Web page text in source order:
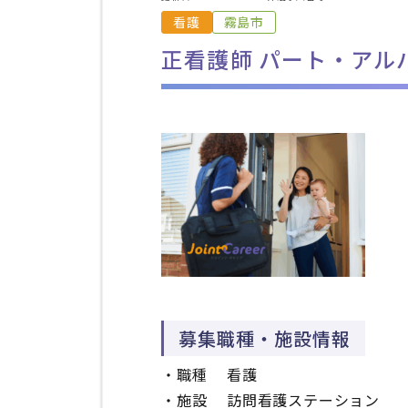
看護 霧島市
正看護師 パート・アル
募集職種・施設情報
・職種 看護
・施設 訪問看護ステーション